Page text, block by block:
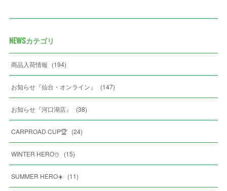
NEWSカテゴリ
商品入荷情報 (194)
お知らせ『仙台・オンライン』 (147)
お知らせ『河口湖店』 (38)
CARPROAD CUP🏆 (24)
WINTER HERO☃️ (15)
SUMMER HERO☀️ (11)